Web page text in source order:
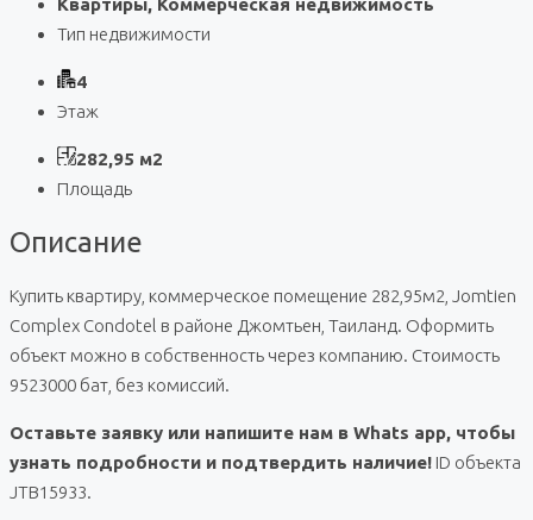
Квартиры, Коммерческая недвижимость
Тип недвижимости
4
Этаж
282,95 м2
Площадь
Описание
Купить квартиру, коммерческое помещение 282,95м2, Jomtien
Complex Condotel в районе Джомтьен, Таиланд. Оформить
объект можно в собственность через компанию. Стоимость
9523000 бат, без комиссий.
Оставьте заявку или напишите нам в Whats app, чтобы
узнать подробности и подтвердить наличие! ID объекта
JTB15933.